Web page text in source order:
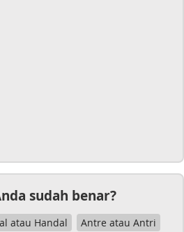
sudah benar?
atau Handal
Antre atau Antri